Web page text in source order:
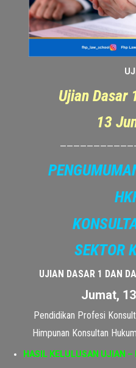
Ujian Dasar
13
SEKTOR
UJIAN DASAR 1 DAN
Jumat,
Pendidikan Profesi